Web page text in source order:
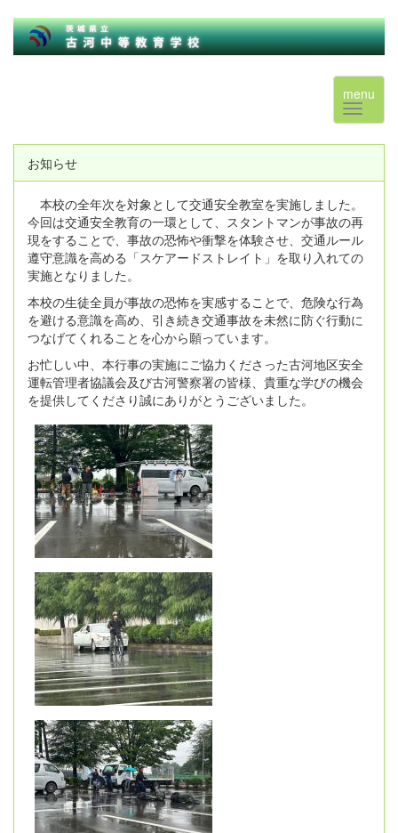
menu
お知らせ
本校の全年次を対象として交通安全教室を実施しました。
今回は交通安全教育の一環として、スタントマンが事故の再
現をすることで、事故の恐怖や衝撃を体験させ、交通ルール
遵守意識を高める「スケアードストレイト」を取り入れての
実施となりました。
本校の生徒全員が事故の恐怖を実感することで、危険な行為
を避ける意識を高め、引き続き交通事故を未然に防ぐ行動に
つなげてくれることを心から願っています。
お忙しい中、本行事の実施にご協力くださった古河地区安全
運転管理者協議会及び古河警察署の皆様、貴重な学びの機会
を提供してくださり誠にありがとうございました。